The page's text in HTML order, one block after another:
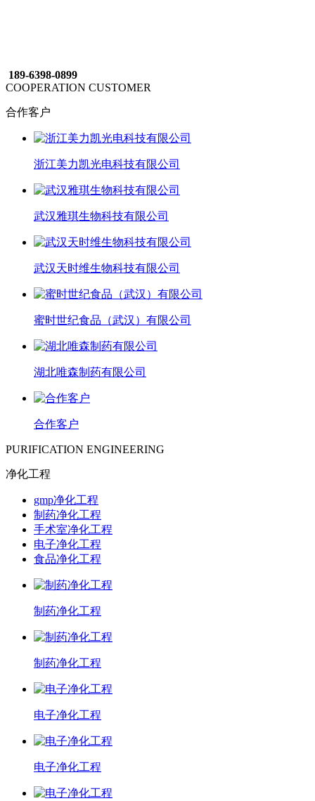
189-6398-0899
COOPERATION CUSTOMER
合作客户
浙江美力凯光电科技有限公司
武汉雅琪生物科技有限公司
武汉天时维生物科技有限公司
蜜时世纪食品（武汉）有限公司
湖北唯森制药有限公司
合作客户
PURIFICATION ENGINEERING
净化工程
gmp净化工程
制药净化工程
手术室净化工程
电子净化工程
食品净化工程
制药净化工程
制药净化工程
电子净化工程
电子净化工程